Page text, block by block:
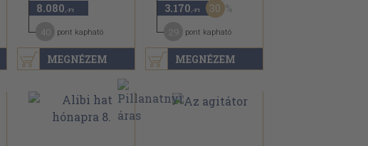
MEGNÉZEM
8.080 ,-Ft
pont kapható
MEGNÉZEM
3.170 ,-Ft 30
pont kapható